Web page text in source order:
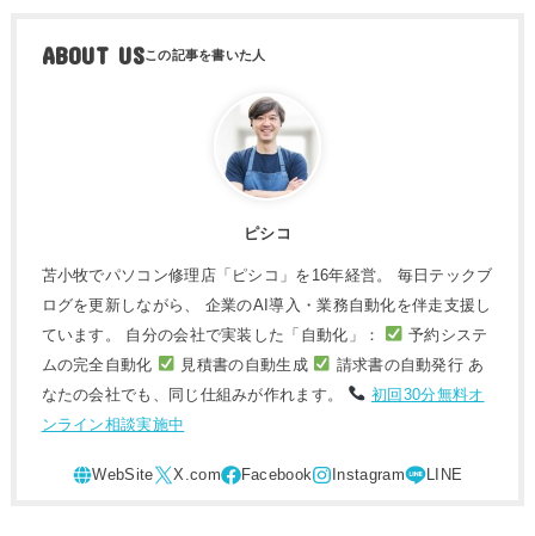
ABOUT US
ピシコ
苫小牧でパソコン修理店「ピシコ」を16年経営。 毎日テックブ
ログを更新しながら、 企業のAI導入・業務自動化を伴走支援し
ています。 自分の会社で実装した「自動化」：
予約システ
ムの完全自動化
見積書の自動生成
請求書の自動発行 あ
なたの会社でも、同じ仕組みが作れます。
初回30分無料オ
ンライン相談実施中